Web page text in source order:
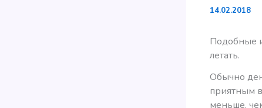
14.02.2018
Подобные
летать.
Обычно
приятным
меньше,